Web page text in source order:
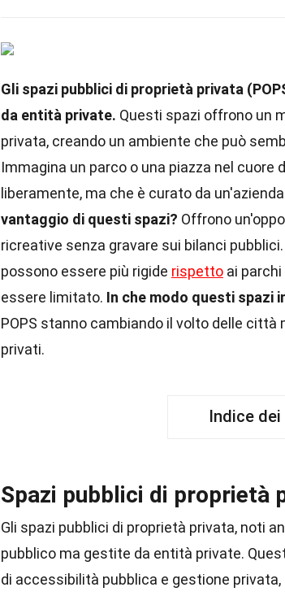
Gli spazi pubblici di proprietà privata
da entità private. Questi spazi offrono un
privata, creando un ambiente che può
Immagina un parco o una piazza nel cuore
liberamente, ma che è curato da
vantaggio di questi spazi? Offrono
ricreative senza gravare sui bilanci
possono essere più rigide rispetto ai
essere limitato. In che modo questi spazi
POPS stanno cambiando il volto delle
privati.
Indice
Spazi pubblici di proprietà
Gli spazi pubblici di proprietà privata, noti
pubblico ma gestite da entità private.
di accessibilità pubblica e gestione